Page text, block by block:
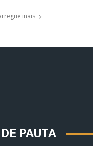
mais
PAUTA